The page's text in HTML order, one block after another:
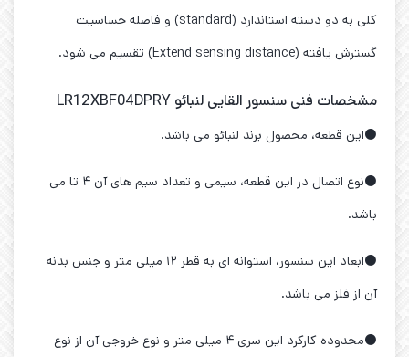
کلی به دو دسته استاندارد (standard) و فاصله حساسیت
گسترش یافته (Extend sensing distance) تقسیم می شود.
مشخصات فنی سنسور القایی لنبائو LR12XBF04DPRY
⚫این قطعه، محصول برند لنبائو می باشد.
⚫نوع اتصال در این قطعه، سیمی و تعداد سیم های آن ۴ تا می
باشد.
⚫ابعاد این سنسور، استوانه ای به قطر ۱۲ میلی متر و جنس بدنه
آن از فلز می باشد.
⚫محدوده کارکرد این سری ۴ میلی متر و نوع خروجی آن از نوع